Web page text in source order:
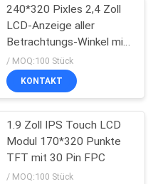
240*320 Pixles 2,4 Zoll
LCD-Anzeige aller
Betrachtungs-Winkel mit
I2C TP
/ MOQ:100 Stück
KONTAKT
1.9 Zoll IPS Touch LCD
Modul 170*320 Punkte
TFT mit 30 Pin FPC
/ MOQ:100 Stück